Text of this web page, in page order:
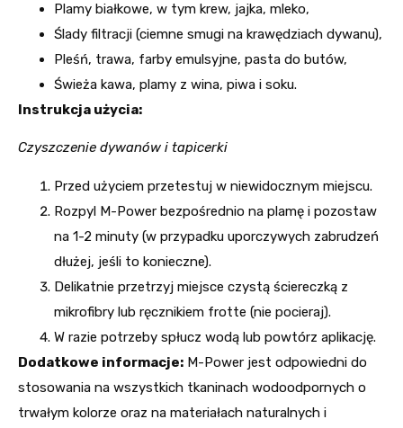
Plamy białkowe, w tym krew, jajka, mleko,
Ślady filtracji (ciemne smugi na krawędziach dywanu),
Pleśń, trawa, farby emulsyjne, pasta do butów,
Świeża kawa, plamy z wina, piwa i soku.
Instrukcja użycia:
Czyszczenie dywanów i tapicerki
Przed użyciem przetestuj w niewidocznym miejscu.
Rozpyl M-Power bezpośrednio na plamę i pozostaw
na 1-2 minuty (w przypadku uporczywych zabrudzeń
dłużej, jeśli to konieczne).
Delikatnie przetrzyj miejsce czystą ściereczką z
mikrofibry lub ręcznikiem frotte (nie pocieraj).
W razie potrzeby spłucz wodą lub powtórz aplikację.
Dodatkowe informacje: M-Power jest odpowiedni do
stosowania na wszystkich tkaninach wodoodpornych o
trwałym kolorze oraz na materiałach naturalnych i